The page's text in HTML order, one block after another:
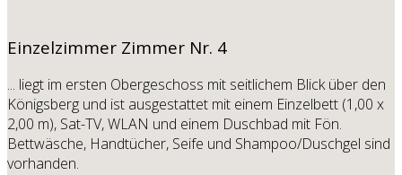
Einzelzimmer Zimmer Nr. 4
... liegt im ersten Obergeschoss mit seitlichem Blick über den
Königsberg und ist ausgestattet mit einem Einzelbett (1,00 x
2,00 m), Sat-TV, WLAN und einem Duschbad mit Fön.
Bettwäsche, Handtücher, Seife und Shampoo/Duschgel sind
vorhanden.